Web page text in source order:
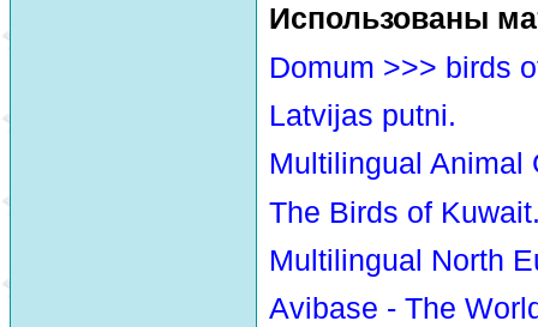
Использованы
Domum >>> birds
Latvijas putni.
Multilingual Animal
The Birds of
Multilingual North
Avibase - The